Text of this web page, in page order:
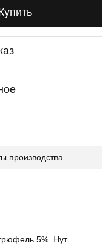
производства
5%. Нут